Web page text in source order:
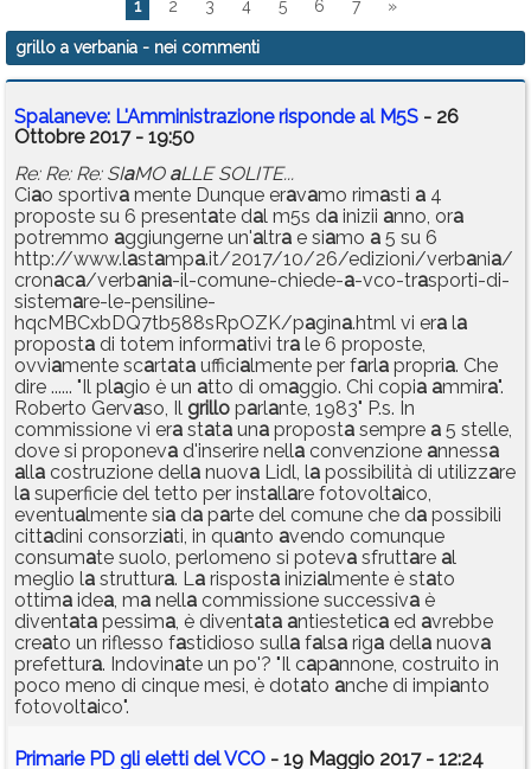
1 2 3 4 5 6 7 »
grillo a verbania - nei commenti
Spalaneve: L'Amministrazione risponde al M5S - 26
Ottobre 2017 - 19:50
Re: Re: Re: SIaMO aLLE SOLITE...
Ciao sportiva mente Dunque eravamo rimasti a 4
proposte su 6 presentate dal m5s da inizii anno, ora
potremmo aggiungerne un'altra e siamo a 5 su 6
http://www.lastampa.it/2017/10/26/edizioni/verbania/
cronaca/verbania-il-comune-chiede-a-vco-trasporti-di-
sistemare-le-pensiline-
hqcMBCxbDQ7tb588sRpOZK/pagina.html vi era la
proposta di totem informativi tra le 6 proposte,
ovviamente scartata ufficialmente per farla propria. Che
dire ...... "Il plagio è un atto di omaggio. Chi copia ammira".
Roberto Gervaso, Il grillo parlante, 1983" P.s. In
commissione vi era stata una proposta sempre a 5 stelle,
dove si proponeva d'inserire nella convenzione annessa
alla costruzione della nuova Lidl, la possibilità di utilizzare
la superficie del tetto per installare fotovoltaico,
eventualmente sia da parte del comune che da possibili
cittadini consorziati, in quanto avendo comunque
consumate suolo, perlomeno si poteva sfruttare al
meglio la struttura. La risposta inizialmente è stato
ottima idea, ma nella commissione successiva è
diventata pessima, è diventata antiestetica ed avrebbe
creato un riflesso fastidioso sulla falsa riga della nuova
prefettura. Indovinate un po'? "Il capannone, costruito in
poco meno di cinque mesi, è dotato anche di impianto
fotovoltaico".
Primarie PD gli eletti del VCO - 19 Maggio 2017 - 12:24